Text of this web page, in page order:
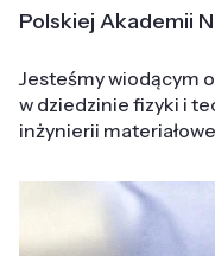
Polskiej Akademii
Jesteśmy wiodącym
w dziedzinie fizyki i
inżynierii